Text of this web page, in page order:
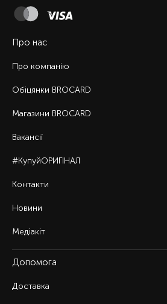
Про нас
Про компанію
Обіцянки BROCARD
Магазини BROCARD
Вакансії
#КупуйОРИГІНАЛ
Контакти
Новини
Медіакіт
Допомога
Доставка